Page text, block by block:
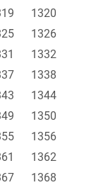
1320
1326
1332
1338
1344
1350
1356
1362
1368